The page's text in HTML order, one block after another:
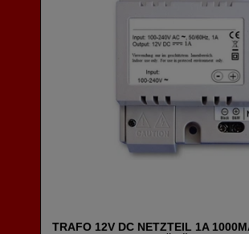
TRAFO 12V DC NETZTEIL 1A